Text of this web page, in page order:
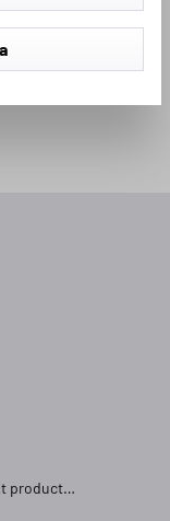
product…